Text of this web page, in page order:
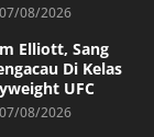
07/08/2026
Elliott, Sang
Di Kelas
UFC
07/08/2026